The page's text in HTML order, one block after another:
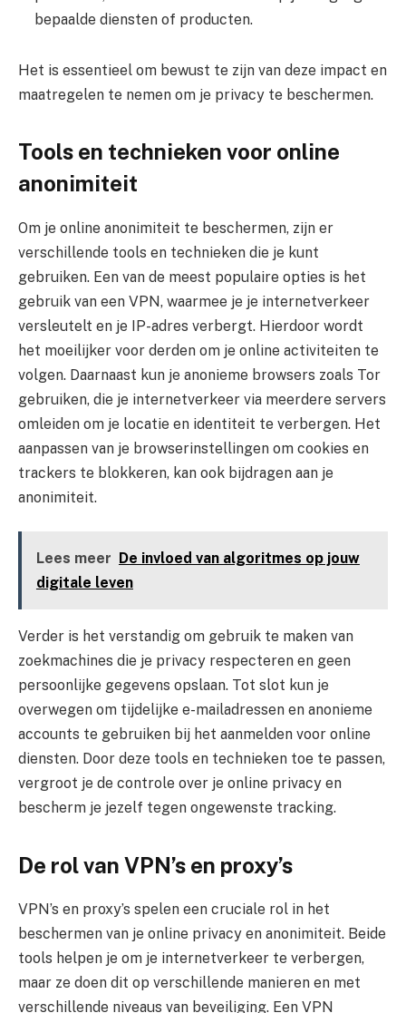
bepaalde diensten of producten.
Het is essentieel om bewust te zijn van deze impact en
maatregelen te nemen om je privacy te beschermen.
Tools en technieken voor online
anonimiteit
Om je online anonimiteit te beschermen, zijn er
verschillende tools en technieken die je kunt
gebruiken. Een van de meest populaire opties is het
gebruik van een VPN, waarmee je je internetverkeer
versleutelt en je IP-adres verbergt. Hierdoor wordt
het moeilijker voor derden om je online activiteiten te
volgen. Daarnaast kun je anonieme browsers zoals Tor
gebruiken, die je internetverkeer via meerdere servers
omleiden om je locatie en identiteit te verbergen. Het
aanpassen van je browserinstellingen om cookies en
trackers te blokkeren, kan ook bijdragen aan je
anonimiteit.
Lees meer
De invloed van algoritmes op jouw
digitale leven
Verder is het verstandig om gebruik te maken van
zoekmachines die je privacy respecteren en geen
persoonlijke gegevens opslaan. Tot slot kun je
overwegen om tijdelijke e-mailadressen en anonieme
accounts te gebruiken bij het aanmelden voor online
diensten. Door deze tools en technieken toe te passen,
vergroot je de controle over je online privacy en
bescherm je jezelf tegen ongewenste tracking.
De rol van VPN’s en proxy’s
VPN’s en proxy’s spelen een cruciale rol in het
beschermen van je online privacy en anonimiteit. Beide
tools helpen je om je internetverkeer te verbergen,
maar ze doen dit op verschillende manieren en met
verschillende niveaus van beveiliging. Een VPN